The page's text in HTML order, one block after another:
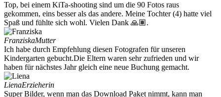
Top, bei einem KiTa-shooting sind um die 90 Fotos raus
gekommen, eins besser als das andere. Meine Tochter (4) hatte viel
Spaß und fühlte sich wohl. Vielen Dank 🙏🏽.
FranziskaMutter
Ich habe durch Empfehlung diesen Fotografen für unseren
Kindergarten gebucht.Die Eltern waren sehr zufrieden und wir
haben für nächstes Jahr gleich eine neue Buchung gemacht.
LienaErzieherin
Super Bilder, wenn man das Download Paket nimmt, kann man